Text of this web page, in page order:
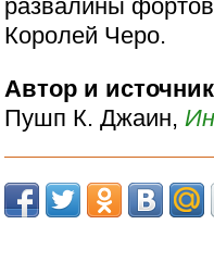
развалины
Королей Черо.
Автор и
Пушп К. Джаин,